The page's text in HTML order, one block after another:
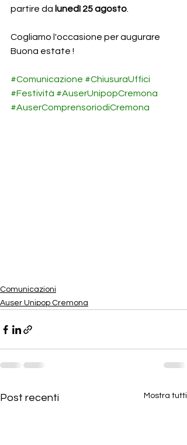
partire da lunedì 25 agosto
Cogliamo l'occasione per augurare
Buona estate !
#Comunicazione #ChiusuraUffici
#Festività #AuserUnipopCremona
#AuserComprensoriodiCremona
Comunicazioni
Auser Unipop Cremona
Post recenti Mostra tutti